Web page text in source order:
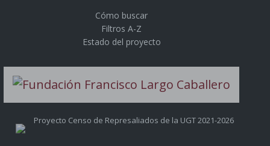
Cómo buscar
Filtros A-Z
Estado del proyecto
Proyecto Censo de Represaliados de la UGT 2021-2026